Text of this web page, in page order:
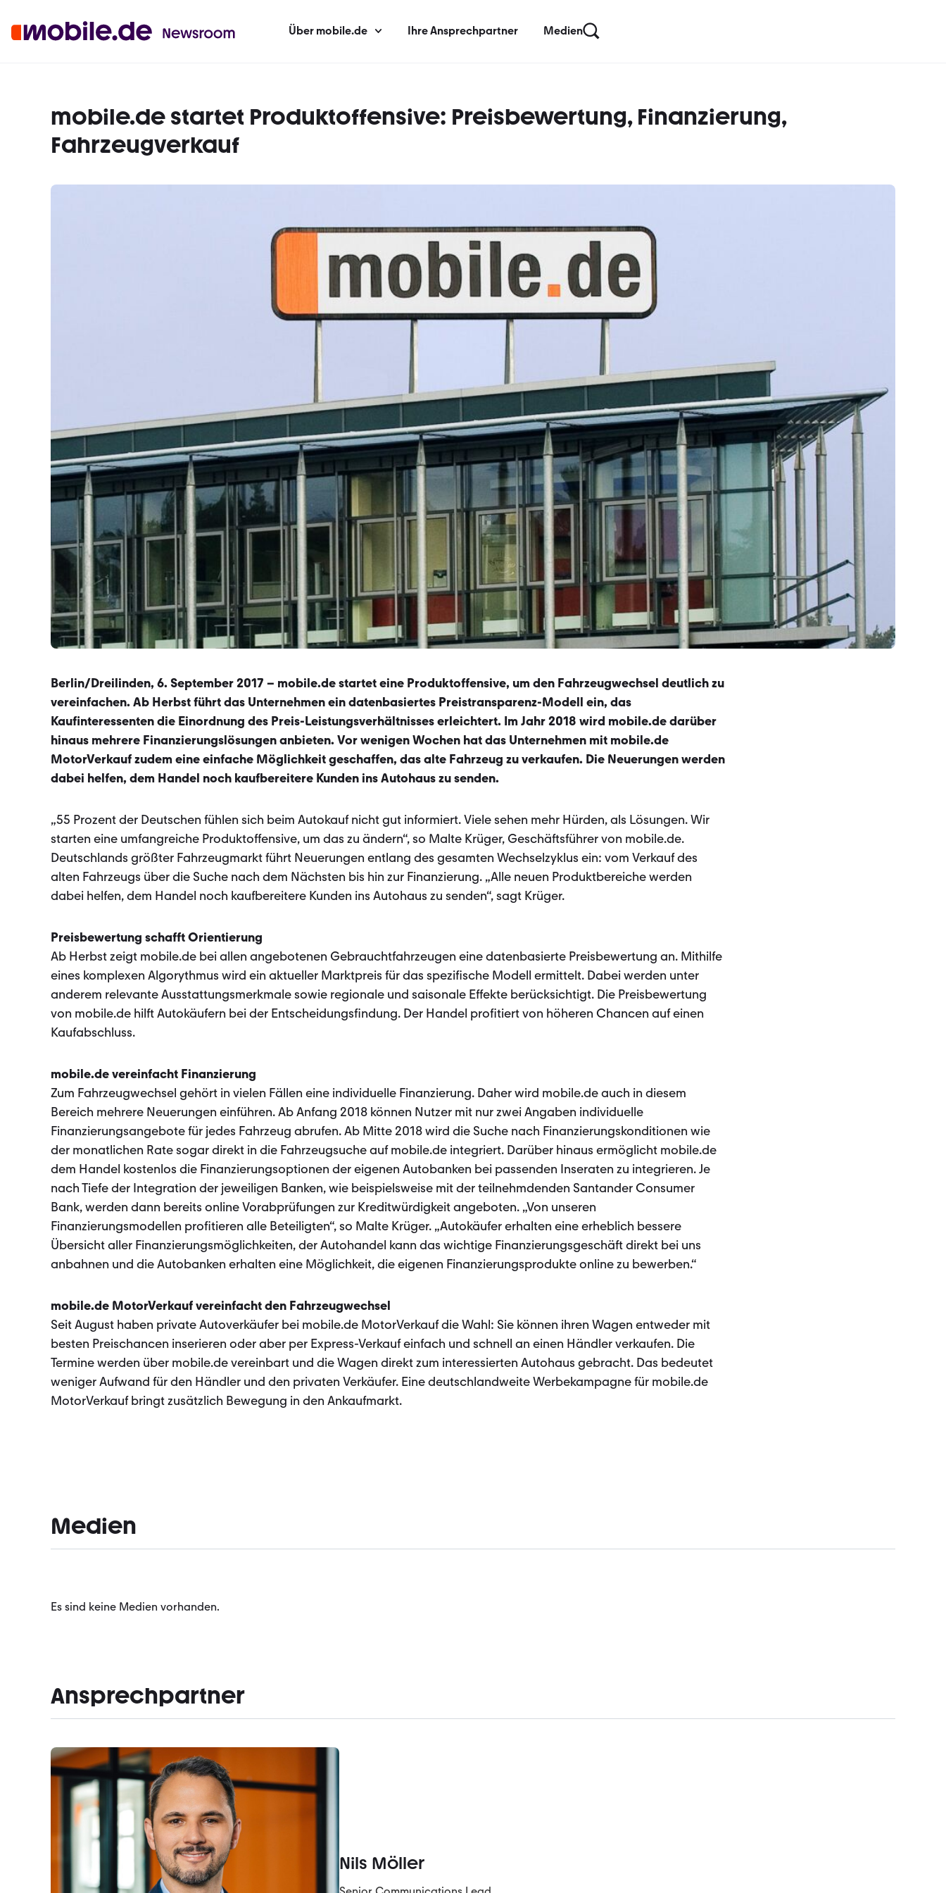
Über mobile.de Ihre Ansprechpartner Medien
mobile.de startet Produktoffensive: Preisbewertung, Finanzierung,
Fahrzeugverkauf
Berlin/Dreilinden, 6. September 2017 – mobile.de startet eine Produktoffensive, um den Fahrzeugwechsel deutlich zu
vereinfachen. Ab Herbst führt das Unternehmen ein datenbasiertes Preistransparenz-Modell ein, das
Kaufinteressenten die Einordnung des Preis-Leistungsverhältnisses erleichtert. Im Jahr 2018 wird mobile.de darüber
hinaus mehrere Finanzierungslösungen anbieten. Vor wenigen Wochen hat das Unternehmen mit mobile.de
MotorVerkauf zudem eine einfache Möglichkeit geschaffen, das alte Fahrzeug zu verkaufen. Die Neuerungen werden
dabei helfen, dem Handel noch kaufbereitere Kunden ins Autohaus zu senden.
„55 Prozent der Deutschen fühlen sich beim Autokauf nicht gut informiert. Viele sehen mehr Hürden, als Lösungen. Wir
starten eine umfangreiche Produktoffensive, um das zu ändern“, so Malte Krüger, Geschäftsführer von mobile.de.
Deutschlands größter Fahrzeugmarkt führt Neuerungen entlang des gesamten Wechselzyklus ein: vom Verkauf des
alten Fahrzeugs über die Suche nach dem Nächsten bis hin zur Finanzierung. „Alle neuen Produktbereiche werden
dabei helfen, dem Handel noch kaufbereitere Kunden ins Autohaus zu senden“, sagt Krüger.
Preisbewertung schafft Orientierung
Ab Herbst zeigt mobile.de bei allen angebotenen Gebrauchtfahrzeugen eine datenbasierte Preisbewertung an. Mithilfe
eines komplexen Algorythmus wird ein aktueller Marktpreis für das spezifische Modell ermittelt. Dabei werden unter
anderem relevante Ausstattungsmerkmale sowie regionale und saisonale Effekte berücksichtigt. Die Preisbewertung
von mobile.de hilft Autokäufern bei der Entscheidungsfindung. Der Handel profitiert von höheren Chancen auf einen
Kaufabschluss.
mobile.de vereinfacht Finanzierung
Zum Fahrzeugwechsel gehört in vielen Fällen eine individuelle Finanzierung. Daher wird mobile.de auch in diesem
Bereich mehrere Neuerungen einführen. Ab Anfang 2018 können Nutzer mit nur zwei Angaben individuelle
Finanzierungsangebote für jedes Fahrzeug abrufen. Ab Mitte 2018 wird die Suche nach Finanzierungskonditionen wie
der monatlichen Rate sogar direkt in die Fahrzeugsuche auf mobile.de integriert. Darüber hinaus ermöglicht mobile.de
dem Handel kostenlos die Finanzierungsoptionen der eigenen Autobanken bei passenden Inseraten zu integrieren. Je
nach Tiefe der Integration der jeweiligen Banken, wie beispielsweise mit der teilnehmdenden Santander Consumer
Bank, werden dann bereits online Vorabprüfungen zur Kreditwürdigkeit angeboten. „Von unseren
Finanzierungsmodellen profitieren alle Beteiligten“, so Malte Krüger. „Autokäufer erhalten eine erheblich bessere
Übersicht aller Finanzierungsmöglichkeiten, der Autohandel kann das wichtige Finanzierungsgeschäft direkt bei uns
anbahnen und die Autobanken erhalten eine Möglichkeit, die eigenen Finanzierungsprodukte online zu bewerben.“
mobile.de MotorVerkauf vereinfacht den Fahrzeugwechsel
Seit August haben private Autoverkäufer bei mobile.de MotorVerkauf die Wahl: Sie können ihren Wagen entweder mit
besten Preischancen inserieren oder aber per Express-Verkauf einfach und schnell an einen Händler verkaufen. Die
Termine werden über mobile.de vereinbart und die Wagen direkt zum interessierten Autohaus gebracht. Das bedeutet
weniger Aufwand für den Händler und den privaten Verkäufer. Eine deutschlandweite Werbekampagne für mobile.de
MotorVerkauf bringt zusätzlich Bewegung in den Ankaufmarkt.
Medien
Es sind keine Medien vorhanden.
Ansprechpartner
Nils Möller